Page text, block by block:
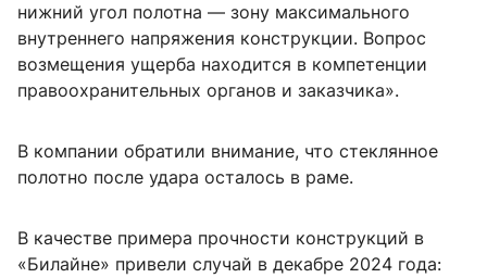
нижний угол полотна — зону максимального
внутреннего напряжения конструкции. Вопрос
возмещения ущерба находится в компетенции
правоохранительных органов и заказчика».
В компании обратили внимание, что стеклянное
полотно после удара осталось в раме.
В качестве примера прочности конструкций в
«Билайне» привели случай в декабре 2024 года: